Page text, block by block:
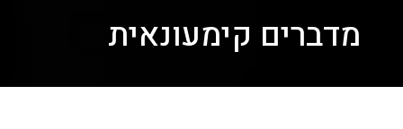
מדברים קימעונאית